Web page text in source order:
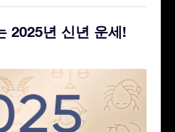
2025년 신년 운세!